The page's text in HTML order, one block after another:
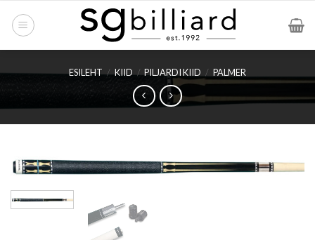
ESILEHT / KIID / PILJARDI KIID / PALMER